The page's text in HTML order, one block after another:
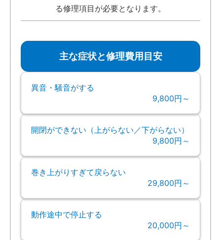
る修理項目が必要となります。
主な症状と修理費用目安
異音・騒音がする
9,800円～
開閉ができない（上がらない／下がらない）
9,800円～
巻き上がりすぎて戻らない
29,800円～
動作途中で停止する
20,000円～